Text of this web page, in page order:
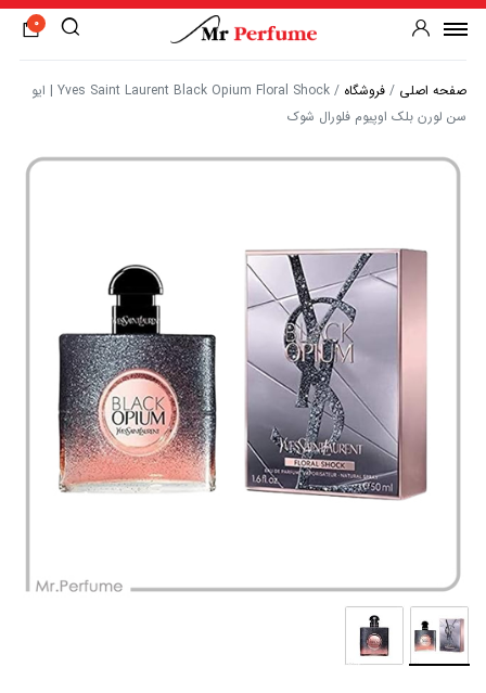
0
صفحه اصلی / فروشگاه /
Yves Saint Laurent Black Opium Floral Shock | ایو
سن لورن بلک اوپیوم فلورال شوک